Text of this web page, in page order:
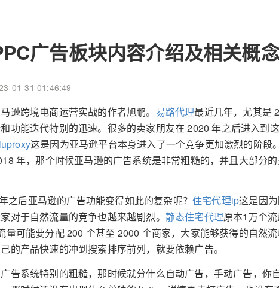
广告板块内容介绍及相关概
01-31 01:46:49
逊跨境电商运营实战的作者旭鹏。 易路代理最近几年，尤其是
功能迭代特别的迅速。很多的卖家朋友在 2020 年之后进入到
这是因为亚马逊平台本身进入了一个竞争更加激烈的阶段
年，那个时候亚马逊的广告系统是非常粗糙的，并且大部分
之后亚马逊的广告功能变得如此的复杂呢？住宅代理ip这是因
对于自然流量的竞争也越来越剧烈。 静态住宅代理原本1万个
量可能要分配 200 个甚至 2000 个商家，大家能够获得的自然
的产品快速的冲到搜索排序前列，就要依赖广告。
告系统特别的粗糙，那时候就分什么自动广告，手动广告，你